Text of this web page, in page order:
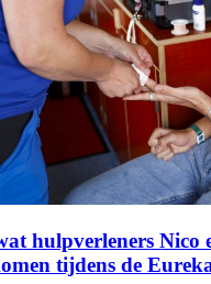
hulpverleners Nico
tijdens de